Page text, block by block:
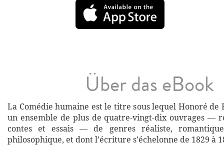
Über das eBook
La Comédie humaine est le titre sous lequel Honoré de
un ensemble de plus de quatre-vingt-dix ouvrages —
contes et essais — de genres réaliste,
philosophique, et dont l’écriture s’échelonne de 1829 à